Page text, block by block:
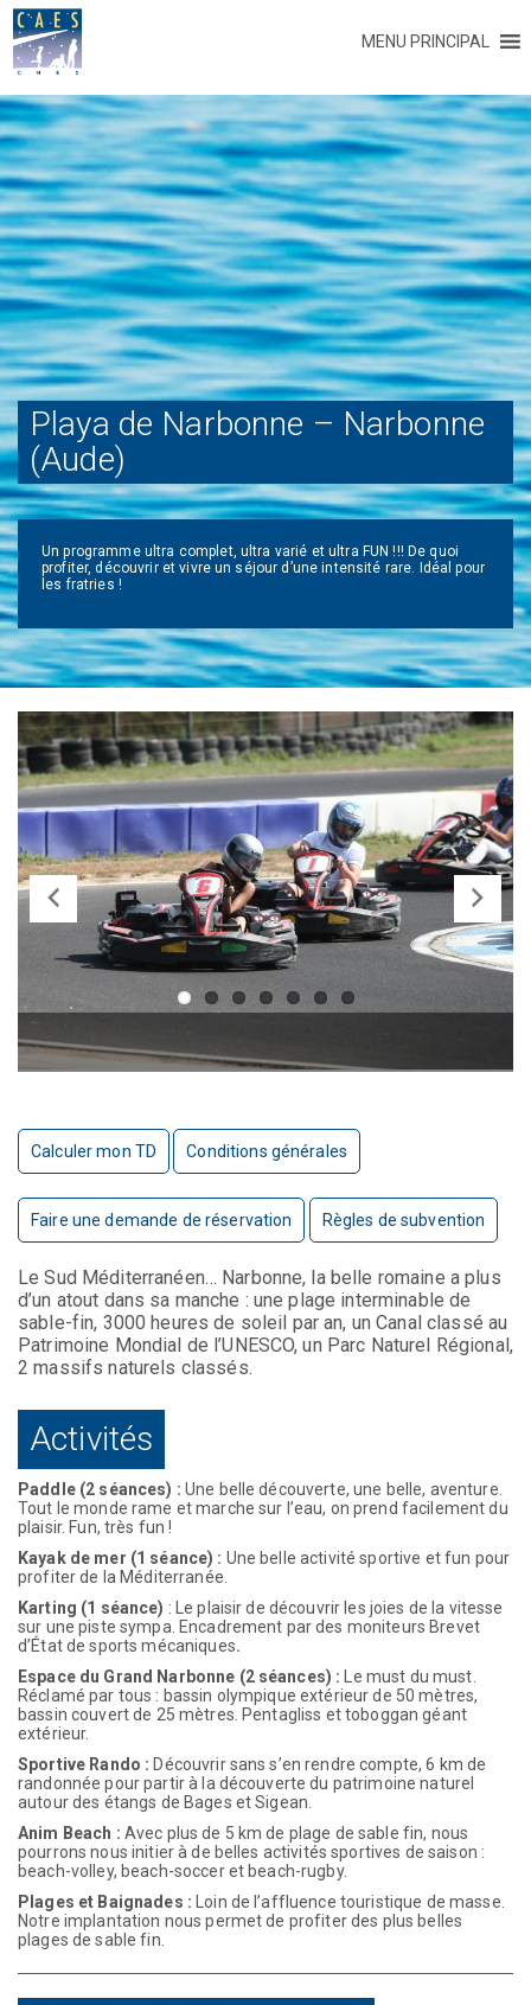
MENU PRINCIPAL
Playa de Narbonne – Narbonne
(Aude)
Un programme ultra complet, ultra varié et ultra FUN !!! De quoi
profiter, découvrir et vivre un séjour d’une intensité rare. Idéal pour
les fratries !
Previ
Next
Calculer mon TD Conditions générales
Faire une demande de réservation Règles de subvention
Le Sud Méditerranéen… Narbonne, la belle romaine a plus
d’un atout dans sa manche : une plage interminable de
sable-fin, 3000 heures de soleil par an, un Canal classé au
Patrimoine Mondial de l’UNESCO, un Parc Naturel Régional,
2 massifs naturels classés.
Activités
Paddle (2 séances) : Une belle découverte, une belle, aventure.
Tout le monde rame et marche sur l’eau, on prend facilement du
plaisir. Fun, très fun !
Kayak de mer (1 séance) : Une belle activité sportive et fun pour
profiter de la Méditerranée.
Karting (1 séance) : Le plaisir de découvrir les joies de la vitesse
sur une piste sympa. Encadrement par des moniteurs Brevet
d’État de sports mécaniques.
Espace du Grand Narbonne (2 séances) :
Le must du must.
Réclamé par tous : bassin olympique extérieur de 50 mètres,
bassin couvert de 25 mètres. Pentagliss et toboggan géant
extérieur.
Sportive Rando : Découvrir sans s’en rendre compte, 6 km de
randonnée pour partir à la découverte du patrimoine naturel
autour des étangs de Bages et Sigean.
Anim Beach : Avec plus de 5 km de plage de sable fin, nous
pourrons nous initier à de belles activités sportives de saison :
beach-volley, beach-soccer et beach-rugby.
Plages et Baignades :
Loin de l’affluence touristique de masse.
Notre implantation nous permet de profiter des plus belles
plages de sable fin.